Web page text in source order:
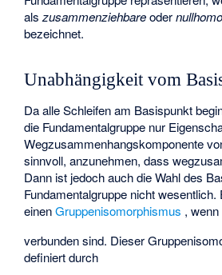
alszusammenziehbareoder
bezeichnet.
Unabhängigkeit vom
Da alle Schleifen am Basispunkt
die Fundamentalgruppe nur
Wegzusammenhangskomponente
sinnvoll, anzunehmen, dass
Dann ist jedoch auch die Wahl des
Fundamentalgruppe nicht
einenGruppenisomorphismus , wenn
verbunden sind. Dieser
definiert durch